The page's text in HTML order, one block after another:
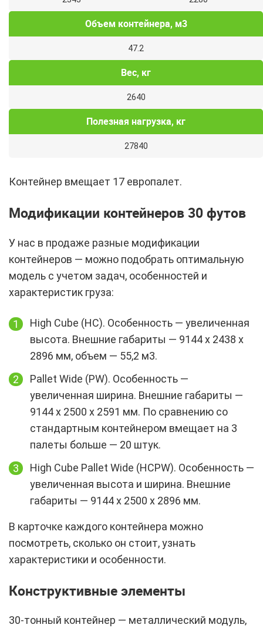
Объем контейнера, м3
47.2
Вес, кг
2640
Полезная нагрузка, кг
27840
Контейнер вмещает 17 европалет.
Модификации контейнеров 30 футов
У нас в продаже разные модификации
контейнеров — можно подобрать оптимальную
модель с учетом задач, особенностей и
характеристик груза:
High Cube (HC). Особенность — увеличенная
высота. Внешние габариты — 9144 х 2438 х
2896 мм, объем — 55,2 м3.
Pallet Wide (PW). Особенность —
увеличенная ширина. Внешние габариты —
9144 х 2500 х 2591 мм. По сравнению со
стандартным контейнером вмещает на 3
палеты больше — 20 штук.
High Cube Pallet Wide (HCPW). Особенность —
увеличенная высота и ширина. Внешние
габариты — 9144 х 2500 х 2896 мм.
В карточке каждого контейнера можно
посмотреть, сколько он стоит, узнать
характеристики и особенности.
Конструктивные элементы
30-тонный контейнер — металлический модуль,